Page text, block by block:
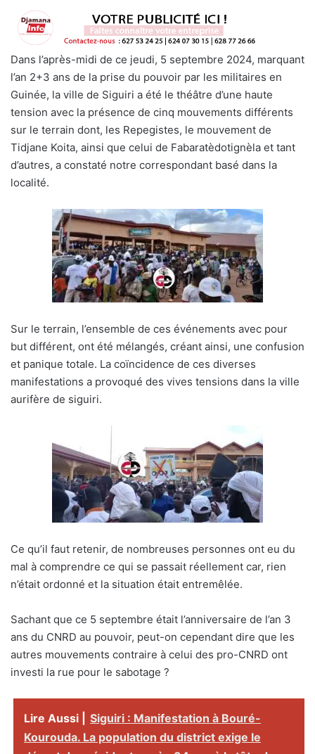
Dans l’après-midi de ce jeudi, 5 septembre 2024, marquant
l’an 2+3 ans de la prise du pouvoir par les militaires en
Guinée, la ville de Siguiri a été le théâtre d’une haute
tension avec la présence de cinq mouvements différents
sur le terrain dont, les Repegistes, le mouvement de
Tidjane Koita, ainsi que celui de Fabaratèdotignèla et tant
d’autres, a constaté notre correspondant basé dans la
localité.
Sur le terrain, l’ensemble de ces événements avec pour
but différent, ont été mélangés, créant ainsi, une confusion
et panique totale. La coïncidence de ces diverses
manifestations a provoqué des vives tensions dans la ville
aurifère de siguiri.
Ce qu’il faut retenir, de nombreuses personnes ont eu du
mal à comprendre ce qui se passait réellement car, rien
n’était ordonné et la situation était entremêlée.
Sachant que ce 5 septembre était l’anniversaire de l’an 3
ans du CNRD au pouvoir, peut-on cependant dire que les
autres mouvements contraire à celui des pro-CNRD ont
investi la rue pour le sabotage ?
Lire Aussi |
Siguiri : Manifestation à Bouré-
Kourouda. La population du district exige le